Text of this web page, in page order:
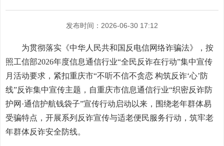
发布时间：2026-06-30 17:12
为贯彻落实《中华人民共和国反电信网络诈骗法》，按
照工信部2026年度信息通信行业“全民反诈在行动”集中宣传
月活动要求，紧扣重庆市“不听不信不贪恋 构筑反诈‘心’防
线”反诈集中宣传主题，自重庆市信息通信行业“织密反诈防
护网·通信护航钱袋子”宣传行动启动以来，围绕老年群体易
受骗特点，开展系列反诈宣传与适老便民服务行动，筑牢老
年群体反诈安全防线。